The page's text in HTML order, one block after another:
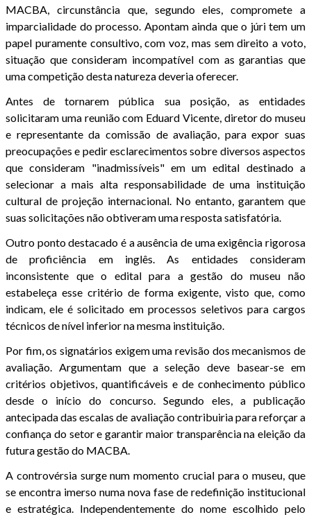
MACBA, circunstância que, segundo eles, compromete a
imparcialidade do processo. Apontam ainda que o júri tem um
papel puramente consultivo, com voz, mas sem direito a voto,
situação que consideram incompatível com as garantias que
uma competição desta natureza deveria oferecer.
Antes de tornarem pública sua posição, as entidades
solicitaram uma reunião com Eduard Vicente, diretor do museu
e representante da comissão de avaliação, para expor suas
preocupações e pedir esclarecimentos sobre diversos aspectos
que consideram "inadmissíveis" em um edital destinado a
selecionar a mais alta responsabilidade de uma instituição
cultural de projeção internacional. No entanto, garantem que
suas solicitações não obtiveram uma resposta satisfatória.
Outro ponto destacado é a ausência de uma exigência rigorosa
de proficiência em inglês. As entidades consideram
inconsistente que o edital para a gestão do museu não
estabeleça esse critério de forma exigente, visto que, como
indicam, ele é solicitado em processos seletivos para cargos
técnicos de nível inferior na mesma instituição.
Por fim, os signatários exigem uma revisão dos mecanismos de
avaliação. Argumentam que a seleção deve basear-se em
critérios objetivos, quantificáveis e de conhecimento público
desde o início do concurso. Segundo eles, a publicação
antecipada das escalas de avaliação contribuiria para reforçar a
confiança do setor e garantir maior transparência na eleição da
futura gestão do MACBA.
A controvérsia surge num momento crucial para o museu, que
se encontra imerso numa nova fase de redefinição institucional
e estratégica. Independentemente do nome escolhido pelo